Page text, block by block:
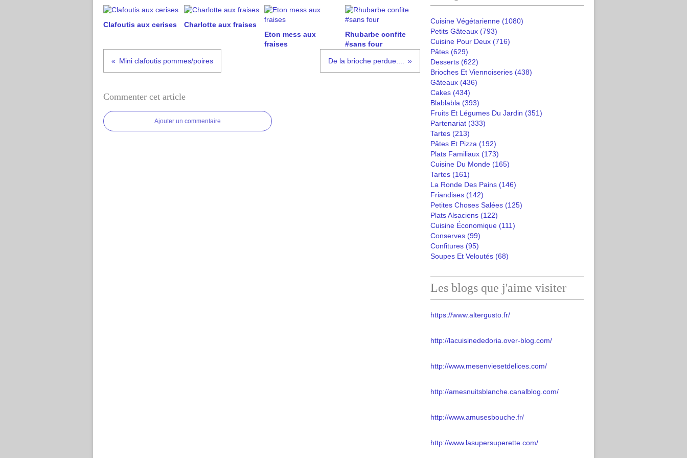
Clafoutis aux cerises
Charlotte aux fraises
Eton mess aux
fraises
Rhubarbe confite
#sans four
Mini clafoutis pommes/poires De la brioche perdue....
Commenter cet article
Ajouter un commentaire
Cuisine Végétarienne (1080)
Petits Gâteaux (793)
Cuisine Pour Deux (716)
Pâtes (629)
Desserts (622)
Brioches Et Viennoiseries (438)
Gâteaux (436)
Cakes (434)
Blablabla (393)
Fruits Et Légumes Du Jardin (351)
Partenariat (333)
Tartes (213)
Pâtes Et Pizza (192)
Plats Familiaux (173)
Cuisine Du Monde (165)
Tartes (161)
La Ronde Des Pains (146)
Friandises (142)
Petites Choses Salées (125)
Plats Alsaciens (122)
Cuisine Économique (111)
Conserves (99)
Confitures (95)
Soupes Et Veloutés (68)
Les blogs que j'aime visiter
https://www.altergusto.fr/
http://lacuisinededoria.over-blog.com/
http://www.mesenviesetdelices.com/
http://amesnuitsblanche.canalblog.com/
http://www.amusesbouche.fr/
http://www.lasupersuperette.com/